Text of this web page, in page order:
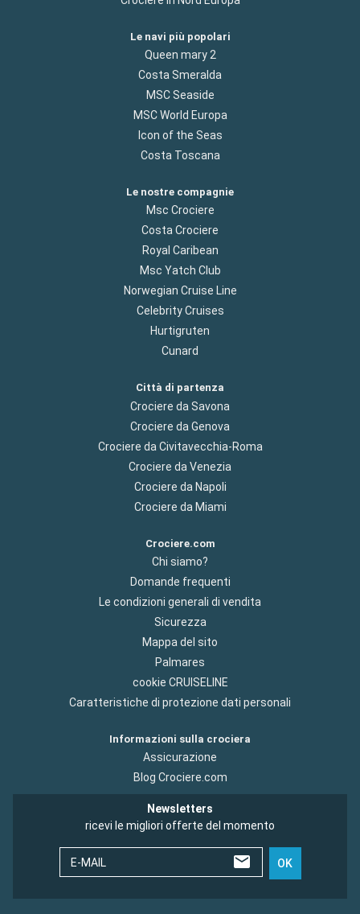
Le navi più popolari
Queen mary 2
Costa Smeralda
MSC Seaside
MSC World Europa
Icon of the Seas
Costa Toscana
Le nostre compagnie
Msc Crociere
Costa Crociere
Royal Caribean
Msc Yatch Club
Norwegian Cruise Line
Celebrity Cruises
Hurtigruten
Cunard
Città di partenza
Crociere da Savona
Crociere da Genova
Crociere da Civitavecchia-Roma
Crociere da Venezia
Crociere da Napoli
Crociere da Miami
Crociere.com
Chi siamo?
Domande frequenti
Le condizioni generali di vendita
Sicurezza
Mappa del sito
Palmares
cookie CRUISELINE
Caratteristiche di protezione dati personali
Informazioni sulla crociera
Assicurazione
Blog Crociere.com
Newsletters
ricevi le migliori offerte del momento
E-MAIL OK